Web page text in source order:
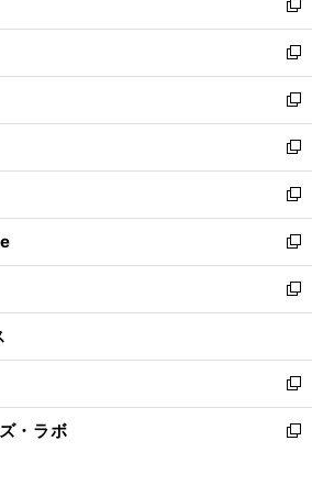
で
開
く
ド
ウ
で
開
く
ィ
ン
ド
ウ
で
開
く
い
ウ
ィ
ン
ド
ウ
で
開
く
新
し
い
ウ
ィ
ン
ド
ウ
で
開
く
新
し
い
ウ
ィ
ン
ド
ウ
で
開
く
新
し
い
ウ
ィ
ン
ド
ウ
で
開
新
し
い
ウ
ィ
ン
ド
ウ
開
く
新
し
い
ウ
ィ
ン
ウ
で
開
く
新
し
い
ウ
ン
ド
ウ
で
新
し
ウ
ィ
ン
ド
新
し
い
・ラボ
新